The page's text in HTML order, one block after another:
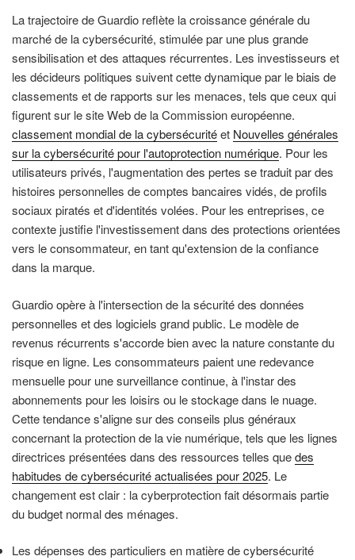
La trajectoire de Guardio reflète la croissance générale du
marché de la cybersécurité, stimulée par une plus grande
sensibilisation et des attaques récurrentes. Les investisseurs et
les décideurs politiques suivent cette dynamique par le biais de
classements et de rapports sur les menaces, tels que ceux qui
figurent sur le site Web de la Commission européenne.
classement mondial de la cybersécuritéet Nouvelles générales
sur la cybersécurité pour l'autoprotection numérique. Pour les
utilisateurs privés, l'augmentation des pertes se traduit par des
histoires personnelles de comptes bancaires vidés, de profils
sociaux piratés et d'identités volées. Pour les entreprises, ce
contexte justifie l'investissement dans des protections orientées
vers le consommateur, en tant qu'extension de la confiance
dans la marque.
Guardio opère à l'intersection de la sécurité des données
personnelles et des logiciels grand public. Le modèle de
revenus récurrents s'accorde bien avec la nature constante du
risque en ligne. Les consommateurs paient une redevance
mensuelle pour une surveillance continue, à l'instar des
abonnements pour les loisirs ou le stockage dans le nuage.
Cette tendance s'aligne sur des conseils plus généraux
concernant la protection de la vie numérique, tels que les lignes
directrices présentées dans des ressources telles quedes
habitudes de cybersécurité actualisées pour 2025. Le
changement est clair : la cyberprotection fait désormais partie
du budget normal des ménages.
Les dépenses des particuliers en matière de cybersécurité